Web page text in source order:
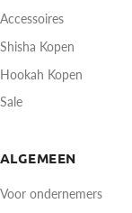
Accessoires
Shisha Kopen
Hookah Kopen
Sale
ALGEMEEN
Voor ondernemers